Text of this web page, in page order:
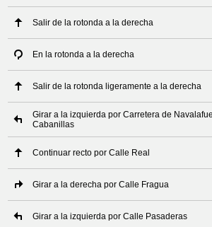
Salir de la rotonda a la derecha
En la rotonda a la derecha
Salir de la rotonda ligeramente a la derecha
Girar a la izquierda por Carretera de
Cabanillas
Continuar recto por Calle Real
Girar a la derecha por Calle Fragua
Girar a la izquierda por Calle Pasaderas